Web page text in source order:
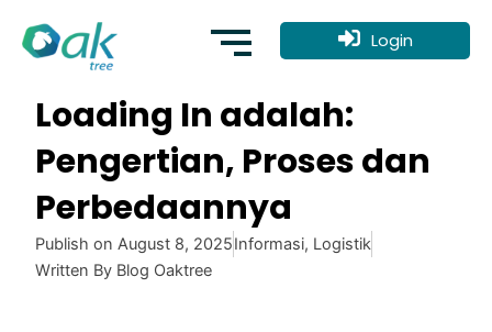
content
Login
Loading In adalah:
Pengertian, Proses dan
Perbedaannya
Publish on August 8, 2025Informasi, Logistik
Written By Blog Oaktree